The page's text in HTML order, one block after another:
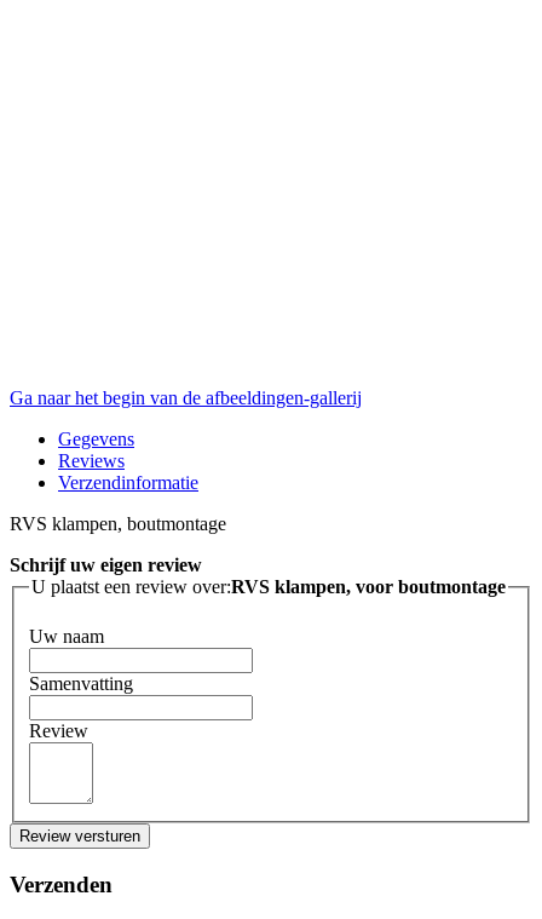
Ga naar het begin van de afbeeldingen-gallerij
Gegevens
Reviews
Verzendinformatie
RVS klampen, boutmontage
Schrijf uw eigen review
U plaatst een review over:RVS klampen, voor boutmontage
Uw naam
Samenvatting
Review
Review versturen
Verzenden